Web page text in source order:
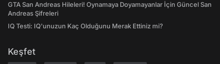
GTA San Andreas Hileleri! Oynamaya Doyamayanlar İçin Güncel San
Andreas Şifreleri
IQ Testi: IQ'unuzun Kaç Olduğunu Merak Ettiniz mi?
Keşfet